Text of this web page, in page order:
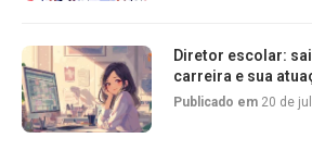
Diretor escolar:
carreira e sua
Publicado em 20 de